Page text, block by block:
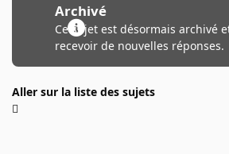
Archivé
Ce sujet est désormais archivé
recevoir de nouvelles réponses.
Aller sur la liste des sujets